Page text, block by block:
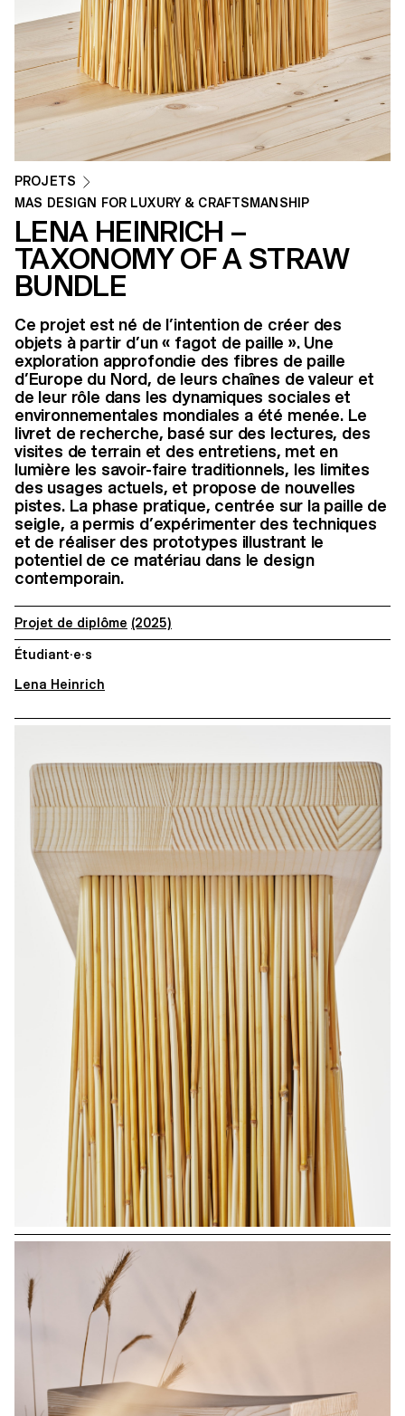
PROJETS
MAS DESIGN FOR LUXURY & CRAFTSMANSHIP
LENA HEINRICH –
TAXONOMY OF A STRAW
BUNDLE
Ce projet est né de l’intention de créer des
objets à partir d’un « fagot de paille ». Une
exploration approfondie des fibres de paille
d’Europe du Nord, de leurs chaînes de valeur et
de leur rôle dans les dynamiques sociales et
environnementales mondiales a été menée. Le
livret de recherche, basé sur des lectures, des
visites de terrain et des entretiens, met en
lumière les savoir-faire traditionnels, les limites
des usages actuels, et propose de nouvelles
pistes. La phase pratique, centrée sur la paille de
seigle, a permis d’expérimenter des techniques
et de réaliser des prototypes illustrant le
potentiel de ce matériau dans le design
contemporain.
Projet de diplôme (2025)
Étudiant·e·s
Lena Heinrich